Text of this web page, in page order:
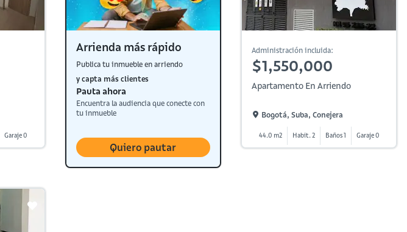
Garaje 0
Arrienda más rápido
Publica tu inmueble en arriendo
y capta más clientes
Pauta ahora
Encuentra la audiencia que conecte con
tu inmueble
Quiero pautar
Administración incluida:
$1,550,000
Apartamento En Arriendo
Bogotá, Suba, Conejera
44.0 m2 Habit. 2 Baños 1 Garaje 0